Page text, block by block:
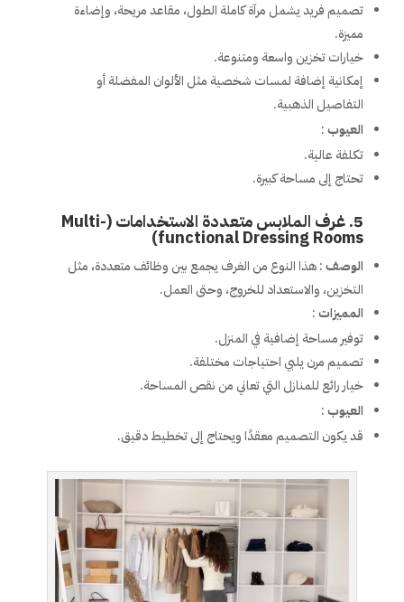
تصميم فريد يشمل مرآة كاملة الطول، مقاعد مريحة، وإضاءة
مميزة.
خيارات تخزين واسعة ومتنوعة.
إمكانية إضافة لمسات شخصية مثل الألوان المفضلة أو
التفاصيل الذهبية.
العيوب:
تكلفة عالية.
تحتاج إلى مساحة كبيرة.
5. غرف الملابس متعددة الاستخدامات (Multi-
functional Dressing Rooms)
الوصف: هذا النوع من الغرف يجمع بين وظائف متعددة، مثل
التخزين، والاستعداد للخروج، وحتى العمل.
المميزات:
توفير مساحة إضافية في المنزل.
تصميم مرن يلبي احتياجات مختلفة.
خيار رائع للمنازل التي تعاني من نقص المساحة.
العيوب:
قد يكون التصميم معقدًا ويحتاج إلى تخطيط دقيق.